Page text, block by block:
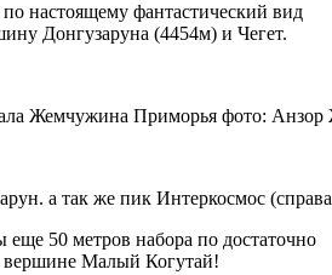
настоящему фантастический вид
Донгузаруна (4454м) и Чегет.
Жемчужина Приморья фото: Анзор
а так же пик Интеркосмос
50 метров набора по достаточно
вершине Малый Когутай!